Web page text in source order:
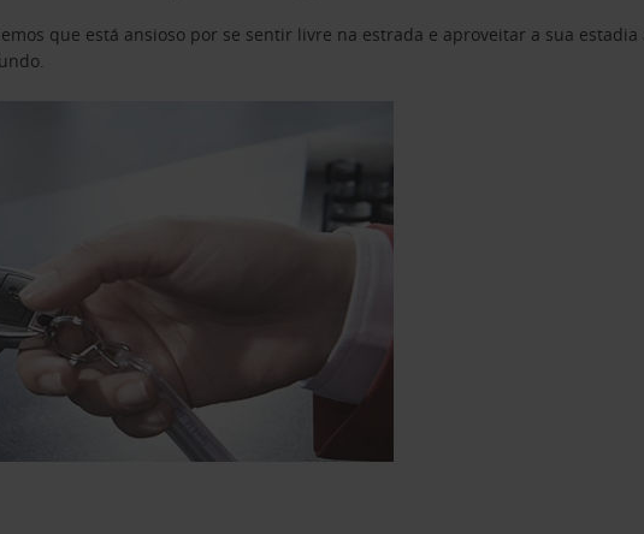
que está ansioso por se sentir livre na estrada e aproveitar a sua